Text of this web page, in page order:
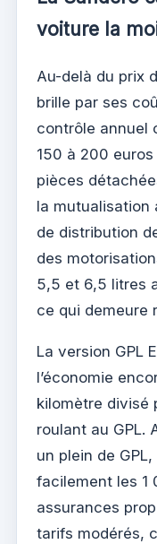
voiture la
Au-delà du prix
brille par ses
contrôle annuel
150 à 200
pièces
la mutualisation
de distribution
des
5,5 et 6,5 litres
ce qui demeure
La version GPL
l’économie
kilomètre divisé
roulant au GPL.
un plein de
facilement les 1
assurances
tarifs modérés,